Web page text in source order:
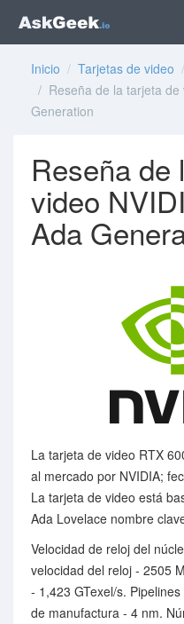
Inicio / Tarjetas de video /
/ Reseña de la tarjeta de
Generation
Reseña de
video
Ada
La tarjeta de video RTX
al mercado por NVIDIA;
La tarjeta de video está
Ada Lovelace nombre
Velocidad de reloj del
velocidad del reloj - 2505
- 1,423 GTexel/s.
de manufactura - 4 nm.